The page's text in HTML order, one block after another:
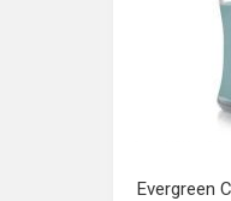
Evergreen